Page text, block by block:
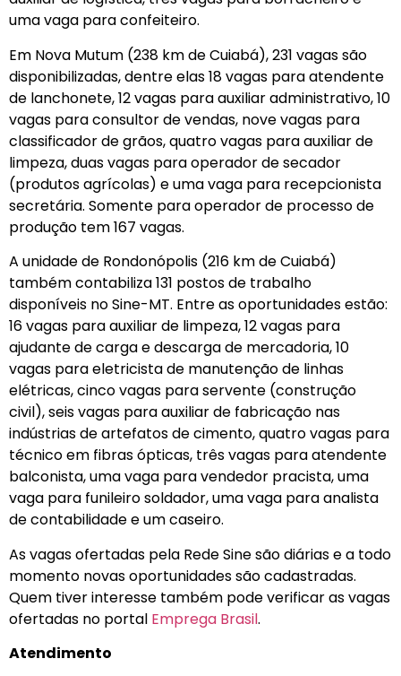
uma vaga para confeiteiro.
Em Nova Mutum (238 km de Cuiabá), 231 vagas são
disponibilizadas, dentre elas 18 vagas para atendente
de lanchonete, 12 vagas para auxiliar administrativo, 10
vagas para consultor de vendas, nove vagas para
classificador de grãos, quatro vagas para auxiliar de
limpeza, duas vagas para operador de secador
(produtos agrícolas) e uma vaga para recepcionista
secretária. Somente para operador de processo de
produção tem 167 vagas.
A unidade de Rondonópolis (216 km de Cuiabá)
também contabiliza 131 postos de trabalho
disponíveis no Sine-MT. Entre as oportunidades estão:
16 vagas para auxiliar de limpeza, 12 vagas para
ajudante de carga e descarga de mercadoria, 10
vagas para eletricista de manutenção de linhas
elétricas, cinco vagas para servente (construção
civil), seis vagas para auxiliar de fabricação nas
indústrias de artefatos de cimento, quatro vagas para
técnico em fibras ópticas, três vagas para atendente
balconista, uma vaga para vendedor pracista, uma
vaga para funileiro soldador, uma vaga para analista
de contabilidade e um caseiro.
As vagas ofertadas pela Rede Sine são diárias e a todo
momento novas oportunidades são cadastradas.
Quem tiver interesse também pode verificar as vagas
ofertadas no portal Emprega Brasil.
Atendimento